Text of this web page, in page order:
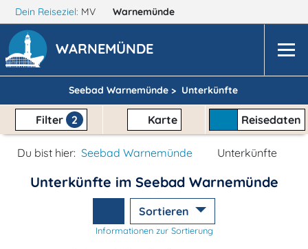
Dein Reiseziel: MV Warnemünde
WARNEMÜNDE
Seebad Warnemünde > Unterkünfte
Filter 2 Karte Reisedaten
Du bist hier: Seebad Warnemünde Unterkünfte
Unterkünfte im Seebad Warnemünde
Sortieren
Informationen zur Sortierung